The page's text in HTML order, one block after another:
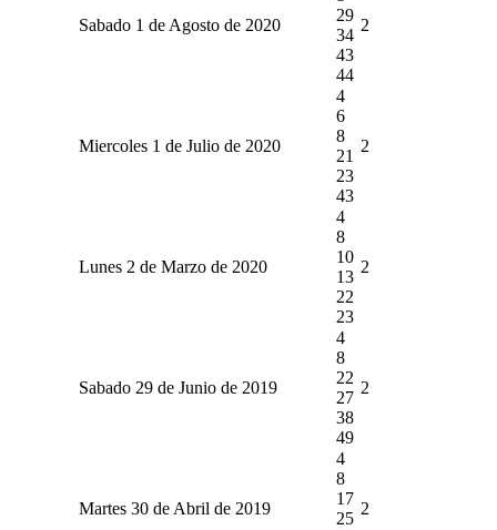
Sabado 1 de Agosto de 2020
29
34
43
44
2
Miercoles 1 de Julio de 2020
4
6
8
21
23
43
2
Lunes 2 de Marzo de 2020
4
8
10
13
22
23
2
Sabado 29 de Junio de 2019
4
8
22
27
38
49
2
Martes 30 de Abril de 2019
4
8
17
25
2